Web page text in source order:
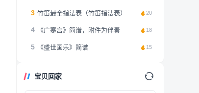
3 竹笛最全指法表（竹笛指法表） 20
4 《广寒宫》简谱，附件为伴奏 18
5 《盛世国乐》简谱 15
宝贝回家